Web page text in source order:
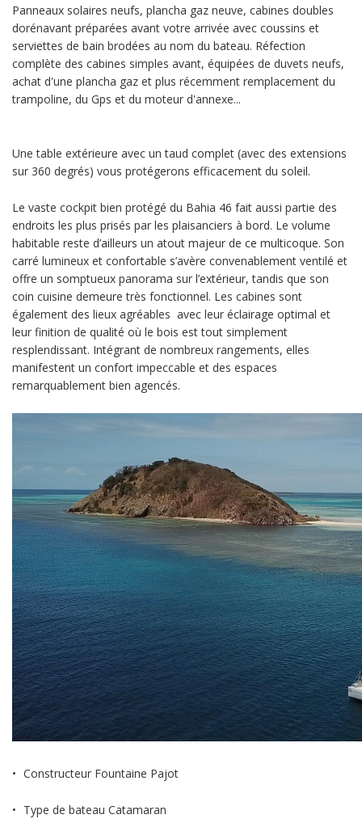
Panneaux solaires neufs, plancha gaz neuve, cabines doubles
dorénavant préparées avant votre arrivée avec coussins et
serviettes de bain brodées au nom du bateau. Réfection
complète des cabines simples avant, équipées de duvets neufs,
achat d'une plancha gaz et plus récemment remplacement du
trampoline, du Gps et du moteur d'annexe...
Une table extérieure avec un taud complet (avec des extensions
sur 360 degrés) vous protégerons efficacement du soleil.
Le vaste cockpit bien protégé du Bahia 46 fait aussi partie des
endroits les plus prisés par les plaisanciers à bord. Le volume
habitable reste d’ailleurs un atout majeur de ce multicoque. Son
carré lumineux et confortable s’avère convenablement ventilé et
offre un somptueux panorama sur l’extérieur, tandis que son
coin cuisine demeure très fonctionnel. Les cabines sont
également des lieux agréables avec leur éclairage optimal et
leur finition de qualité où le bois est tout simplement
resplendissant. Intégrant de nombreux rangements, elles
manifestent un confort impeccable et des espaces
remarquablement bien agencés.
Constructeur Fountaine Pajot
Type de bateau Catamaran